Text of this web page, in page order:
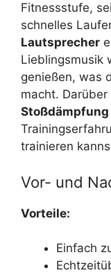
Fitnessstufe,
schnelles
Lautsprecher
Lieblingsmusik
genießen, was
macht.
Stoßdämpfung
trainieren
Vor- und
Vorteile:
Einfach